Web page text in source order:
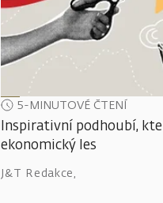
5-MINUTOVÉ ČTENÍ
Inspirativní podhoubí,
ekonomický les
J&T Redakce,